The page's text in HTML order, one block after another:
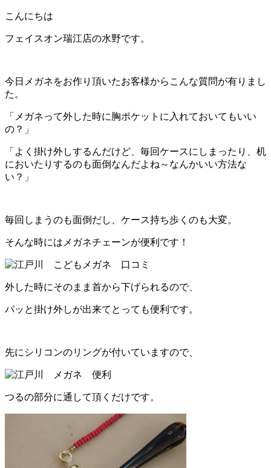
こんにちは
フェイスオン瑞江店の水野です。
今日メガネをお作り頂いたお客様からこんな質問が有りまし
た。
「メガネって外した時に胸ポケットに入れておいてもいい
の？」
「よく掛け外しするんだけど、毎回ケースにしまったり、机
においたりするのも面倒なんだよね～なんかいい方法な
い？」
毎回しまうのも面倒だし、ケース持ち歩くのも大変。
そんな時にはメガネチェーンが便利です！
外した時にそのまま首から下げられるので、
パッと掛け外しが出来てとっても便利です。
先にシリコンのリングが付いていますので、
つるの部分に通して頂くだけです。